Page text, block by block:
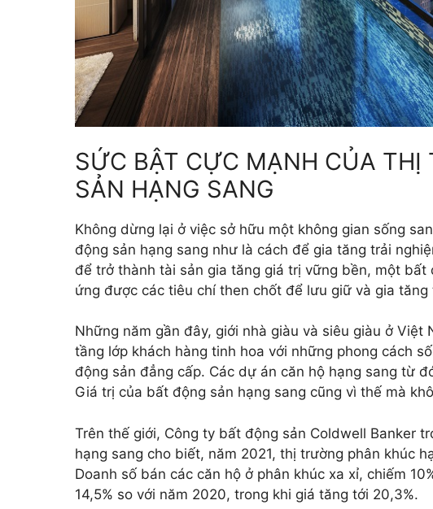
SỨC BẬT CỰC MẠNH CỦA THỊ
SẢN HẠNG SANG
Không dừng lại ở việc sở hữu một không gian sống
động sản hạng sang như là cách để gia tăng trải
để trở thành tài sản gia tăng giá trị vững bền, một
ứng được các tiêu chí then chốt để lưu giữ và gia
Những năm gần đây, giới nhà giàu và siêu giàu ở
tầng lớp khách hàng tinh hoa với những phong cách
động sản đẳng cấp. Các dự án căn hộ hạng sang từ
Giá trị của bất động sản hạng sang cũng vì thế mà
Trên thế giới, Công ty bất động sản Coldwell Banker
hạng sang cho biết, năm 2021, thị trường phân khúc
Doanh số bán các căn hộ ở phân khúc xa xỉ, chiếm
14,5% so với năm 2020, trong khi giá tăng tới 20,3%.